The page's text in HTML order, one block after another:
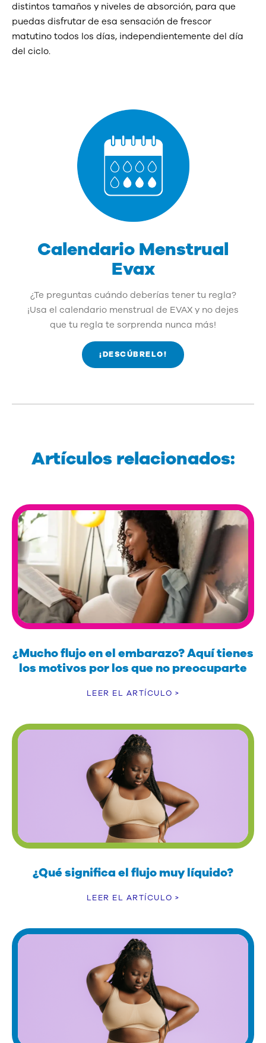
distintos tamaños y niveles de absorción, para que
puedas disfrutar de esa sensación de frescor
matutino todos los días, independientemente del día
del ciclo.
Calendario Menstrual
Evax
¿Te preguntas cuándo deberías tener tu regla?
¡Usa el calendario menstrual de EVAX y no dejes
que tu regla te sorprenda nunca más!
¡DESCÚBRELO!
Artículos relacionados:
¿Mucho flujo en el embarazo? Aquí tienes
los motivos por los que no preocuparte
LEER EL ARTÍCULO >
¿Qué significa el flujo muy líquido?
LEER EL ARTÍCULO >